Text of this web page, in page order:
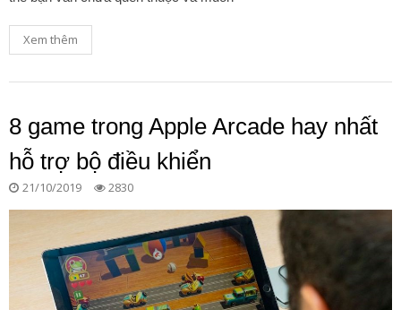
Xem thêm
8 game trong Apple Arcade hay nhất
hỗ trợ bộ điều khiển
21/10/2019 2830